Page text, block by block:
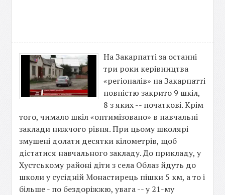
На Закарпатті за останні
три роки керівництва
«регіоналів» на Закарпатті
повністю закрито 9 шкіл,
8 з яких -- початкові. Крім
того, чимало шкіл «оптимізовано» в навчальні
заклади нижчого рівня. При цьому школярі
змушені долати десятки кілометрів, щоб
дістатися навчального закладу. До прикладу, у
Хустському районі діти з села Облаз йдуть до
школи у сусідній Монастирець пішки 5 км, а то і
більше - по бездоріжжю, увага -- у 21-му